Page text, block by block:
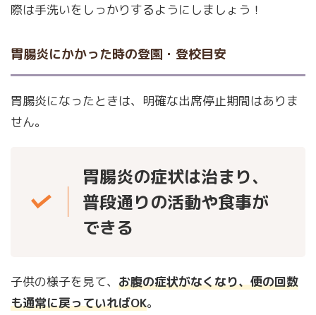
際は手洗いをしっかりするようにしましょう！
胃腸炎にかかった時の登園・登校目安
胃腸炎になったときは、明確な出席停止期間はありま
せん。
胃腸炎の症状は治まり、
普段通りの活動や食事が
できる
子供の様子を見て、 お腹の症状がなくなり、便の回数
も通常に戻っていればOK。